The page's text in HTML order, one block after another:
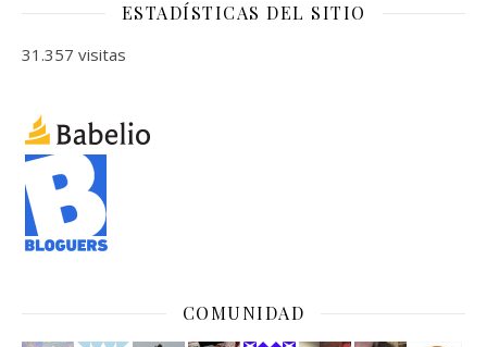
ESTADÍSTICAS DEL SITIO
31.357 visitas
COMUNIDAD